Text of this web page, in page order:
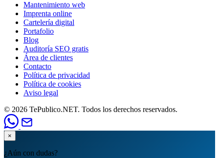
Mantenimiento web
Imprenta online
Cartelería digital
Portafolio
Blog
Auditoría SEO gratis
Área de clientes
Contacto
Política de privacidad
Política de cookies
Aviso legal
© 2026 TePublico.NET. Todos los derechos reservados.
×
¿Aún con dudas?